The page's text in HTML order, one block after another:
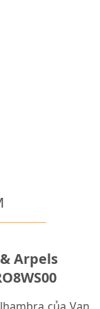
Arpels
của Van